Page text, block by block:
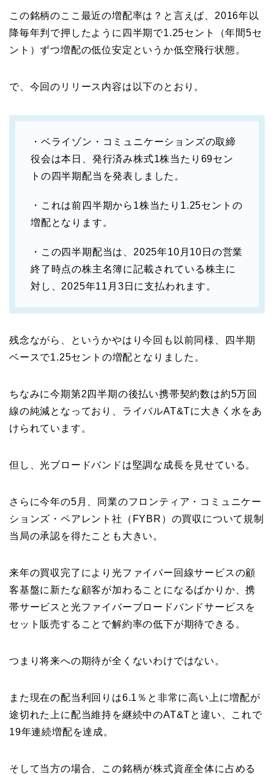
この銘柄のここ最近の増配率は？と言えば、2016年以
降毎年判で押したように四半期で1.25セント（年間5セ
ント）ずつ増配の低位安定というか低空飛行状態。
で、今回のリリース内容は以下のとおり。
・ベライゾン・コミュニケーションズの取締
役会は本日、発行済み株式1株当たり69セン
トの四半期配当を発表しました。
・これは前四半期から1株当たり1.25セントの
増配となります。
・この四半期配当は、2025年10月10日の営業
終了時点の株主名簿に記載されている株主に
対し、2025年11月3日に支払われます。
残念ながら、というかやはり今回も以前同様、四半期
ベースで1.25セントの増配となりました。
ちなみに今期第2四半期の後払い携帯契約数は約5万回
線の純減となっており、ライバルAT&Tに大きく水をあ
けられています。
但し、光ブロードバンドは堅調な成長を見せている。
さらに今年の5月、同業のフロンティア・コミュニケー
ションズ・ペアレント社（FYBR）の買収について規制
当局の承認を得たことも大きい。
来年の買収完了により光ファイバー回線サービスの顧
客基盤に新たな顧客が加わることになるばかりか、携
帯サービスと光ファイバーブロードバンドサービスを
セット販売することで解約率の低下が期待できる。
つまり将来への期待が全くないわけではない。
また現在の配当利回りは6.1％と非常に高い上に増配が
途切れた上に配当維持を継続中のAT&Tと違い、これで
19年連続増配を達成。
そして当方の場合、この銘柄が株式資産全体に占める